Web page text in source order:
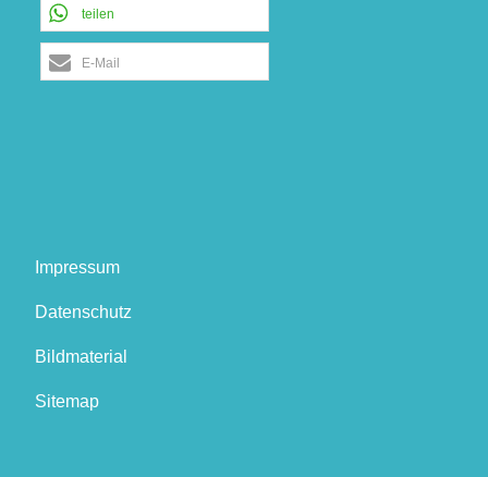
teilen
E-Mail
Impressum
Datenschutz
Bildmaterial
Sitemap